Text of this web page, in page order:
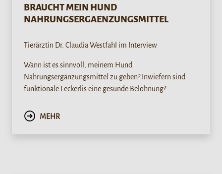
BRAUCHT MEIN HUND
NAHRUNGSERGAENZUNGSMITTEL
Tierärztin Dr. Claudia Westfahl im Interview
Wann ist es sinnvoll, meinem Hund
Nahrungsergänzungsmittel zu geben? Inwiefern sind
funktionale Leckerlis eine gesunde Belohnung?
MEHR